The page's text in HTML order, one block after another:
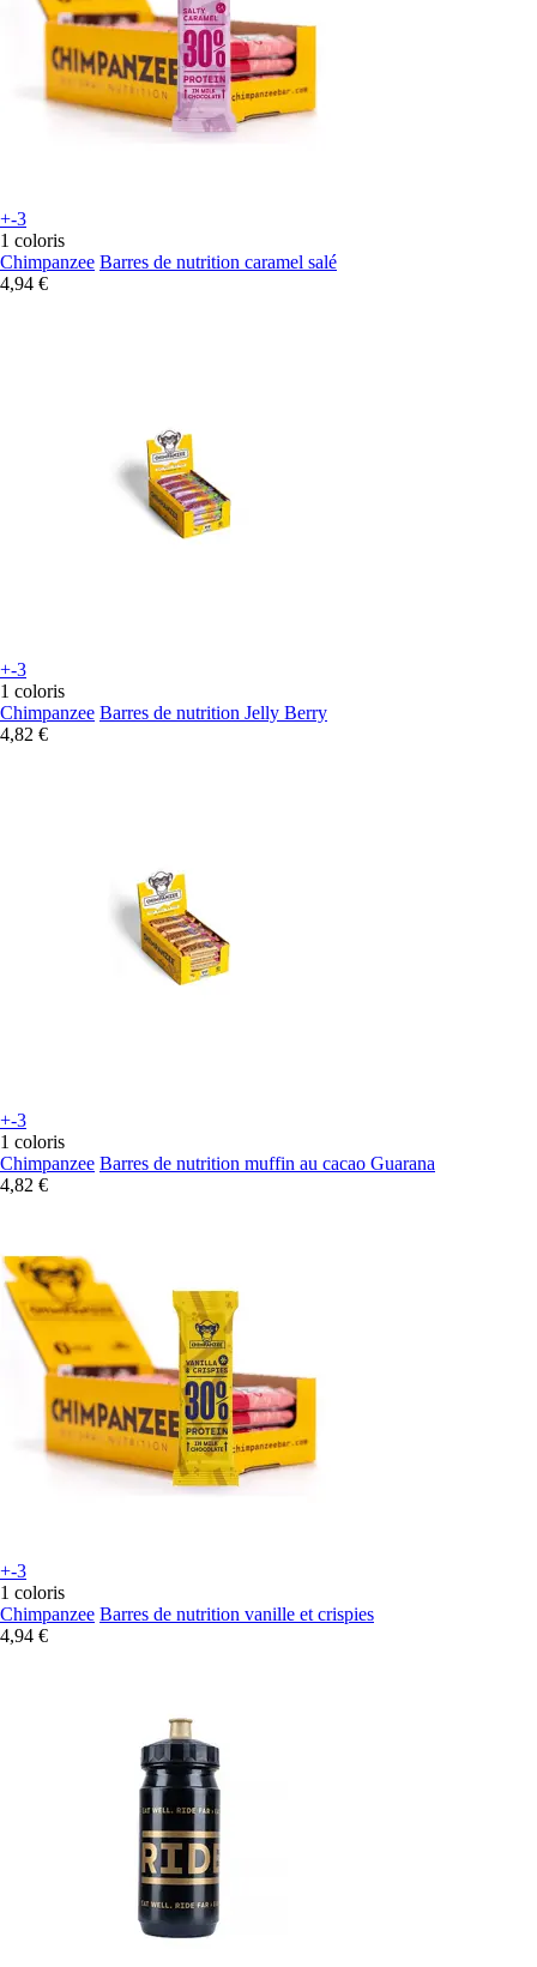
+-3
1 coloris
Chimpanzee Barres de nutrition caramel salé
4,94 €
+-3
1 coloris
Chimpanzee Barres de nutrition Jelly Berry
4,82 €
+-3
1 coloris
Chimpanzee Barres de nutrition muffin au cacao Guarana
4,82 €
+-3
1 coloris
Chimpanzee Barres de nutrition vanille et crispies
4,94 €